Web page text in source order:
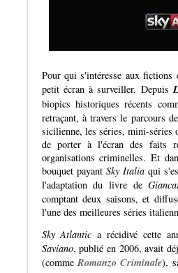
Pour qui s'intéresse aux
petit écran à surveiller. Depuis
biopics historiques récents
retraçant, à travers le parcours
sicilienne, les séries, mini-séries
de porter à l'écran des faits
organisations criminelles. Et
bouquet payant Sky Italiaqui
l'adaptation du livre de
comptant deux saisons, et
l'une des meilleures séries
Sky Atlantic a récidivé cette
Saviano, publié en 2006, avait
(comme Romanzo Criminale),